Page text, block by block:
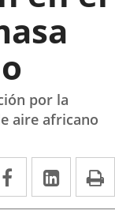
por la
aire africano
Facebook
Enlace
a
Enlace
a